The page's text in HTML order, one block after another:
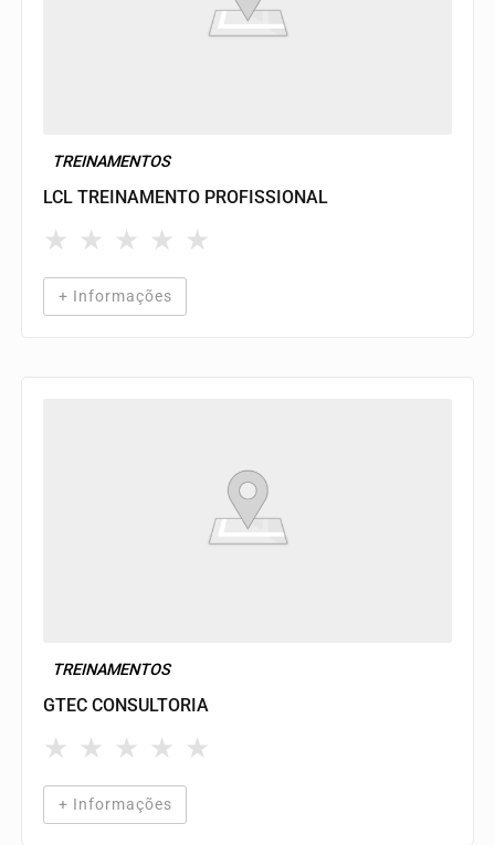
TREINAMENTOS
LCL TREINAMENTO PROFISSIONAL
★ ★ ★ ★ ★
+ Informações
TREINAMENTOS
GTEC CONSULTORIA
★ ★ ★ ★ ★
+ Informações